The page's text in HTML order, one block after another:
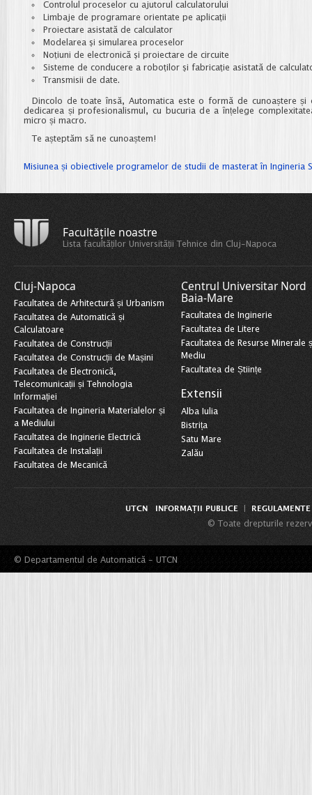
Controlul proceselor cu ajutorul calculatorului
Limbaje de programare orientate pe aplicaţii
Proiectare asistată de calculator
Modelarea şi simularea proceselor
Noţiuni de electronică şi proiectare de circuite
Sisteme de conducere a roboţilor şi fabricaţie asistată de
Transmisii de date.
Dincolo de toate însă, Automatica este o formă de cunoaștere
dedicarea și profesionalismul, cu bucuria de a înțelege
micro și macro.
Te așteptăm să ne cunoaștem!
Misiunea și obiectivele programelor de studii de masterat în Ingineria
Facultățile noastre
Lista facultăților Universității Tehnice din Cluj-Napoca
Cluj-Napoca
Facultatea de Arhitectură și Urbanism
Facultatea de Automatică și
Calculatoare
Facultatea de Construcții
Facultatea de Construcții de Mașini
Facultatea de Electronică,
Telecomunicații și Tehnologia
Informației
Facultatea de Ingineria Materialelor și
a Mediului
Facultatea de Inginerie Electrică
Facultatea de Instalații
Facultatea de Mecanică
Centrul Universitar Nord
Baia-Mare
Facultatea de Inginerie
Facultatea de Litere
Facultatea de Resurse Minerale
Mediu
Facultatea de Științe
Extensii
Alba Iulia
Bistrița
Satu Mare
Zalău
UTCN INFORMAȚII PUBLICE
© Toate drepturile
© Departamentul de Automatică - UTCN